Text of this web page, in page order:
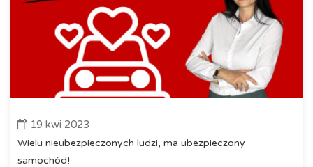
19 kwi 2023
Wielu nieubezpieczonych ludzi, ma ubezpieczony
samochód!